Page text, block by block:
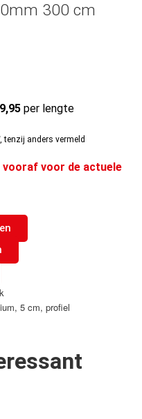
300 cm
per lengte
tenzij anders vermeld
voor de actuele
, 5 cm, profiel